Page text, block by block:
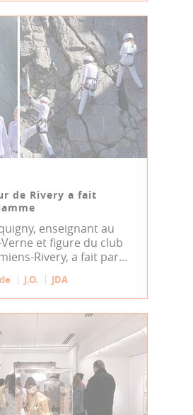
de Rivery a fait
enseignant au
Verne et figure du club
Rivery, a fait par...
J.O. JDA